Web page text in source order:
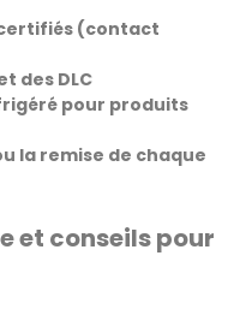
(contact
des DLC
pour produits
la remise de chaque
et conseils pour